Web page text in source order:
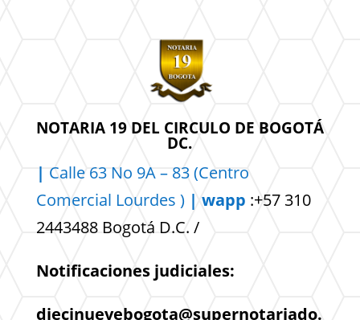
NOTARIA 19 DEL CIRCULO DE BOGOTÁ
DC.
| Calle 63 No 9A – 83 (Centro
Comercial Lourdes ) | wapp :+57 310
2443488 Bogotá D.C. /
Notificaciones judiciales:
diecinuevebogota@supernotariado.